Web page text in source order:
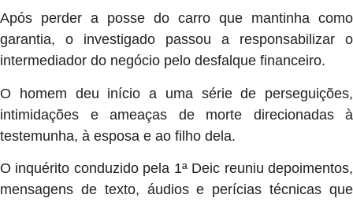
Após perder a posse do carro que mantinha como
garantia, o investigado passou a responsabilizar o
intermediador do negócio pelo desfalque financeiro.
O homem deu início a uma série de perseguições,
intimidações e ameaças de morte direcionadas à
testemunha, à esposa e ao filho dela.
O inquérito conduzido pela 1ª Deic reuniu depoimentos,
mensagens de texto, áudios e perícias técnicas que